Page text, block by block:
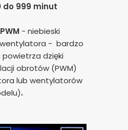
do 999 minut
- niebieski
wentylatora - bardzo
dzięki
obrotów (PWM)
lub wentylatorów
.